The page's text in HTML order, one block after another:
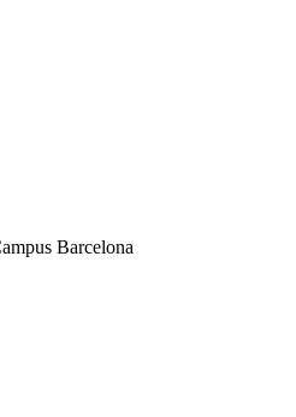
Barcelona